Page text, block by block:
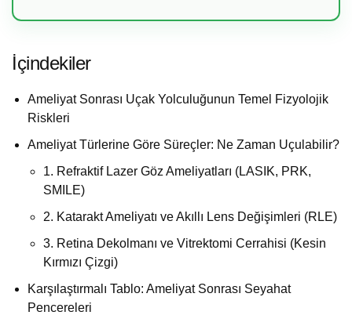
İçindekiler
Ameliyat Sonrası Uçak Yolculuğunun Temel Fizyolojik
Riskleri
Ameliyat Türlerine Göre Süreçler: Ne Zaman Uçulabilir?
1. Refraktif Lazer Göz Ameliyatları (LASIK, PRK,
SMILE)
2. Katarakt Ameliyatı ve Akıllı Lens Değişimleri (RLE)
3. Retina Dekolmanı ve Vitrektomi Cerrahisi (Kesin
Kırmızı Çizgi)
Karşılaştırmalı Tablo: Ameliyat Sonrası Seyahat
Pencereleri